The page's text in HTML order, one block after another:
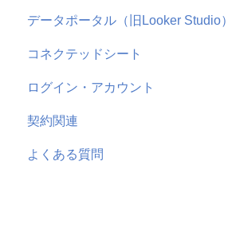
AppsFlyer
よくある質問
よくある質問
Google
Microsoft
SmartNews
ChatGPT
機能概要
よくある質問
データポータル（旧Looker Studio）
コネクテッドシート
ログイン・アカウント
契約関連
よくある質問